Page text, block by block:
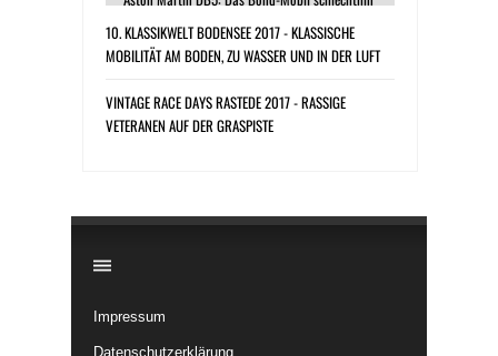
10. KLASSIKWELT BODENSEE 2017 - KLASSISCHE
MOBILITÄT AM BODEN, ZU WASSER UND IN DER LUFT
VINTAGE RACE DAYS RASTEDE 2017 - RASSIGE
VETERANEN AUF DER GRASPISTE
Impressum
Datenschutzerklärung